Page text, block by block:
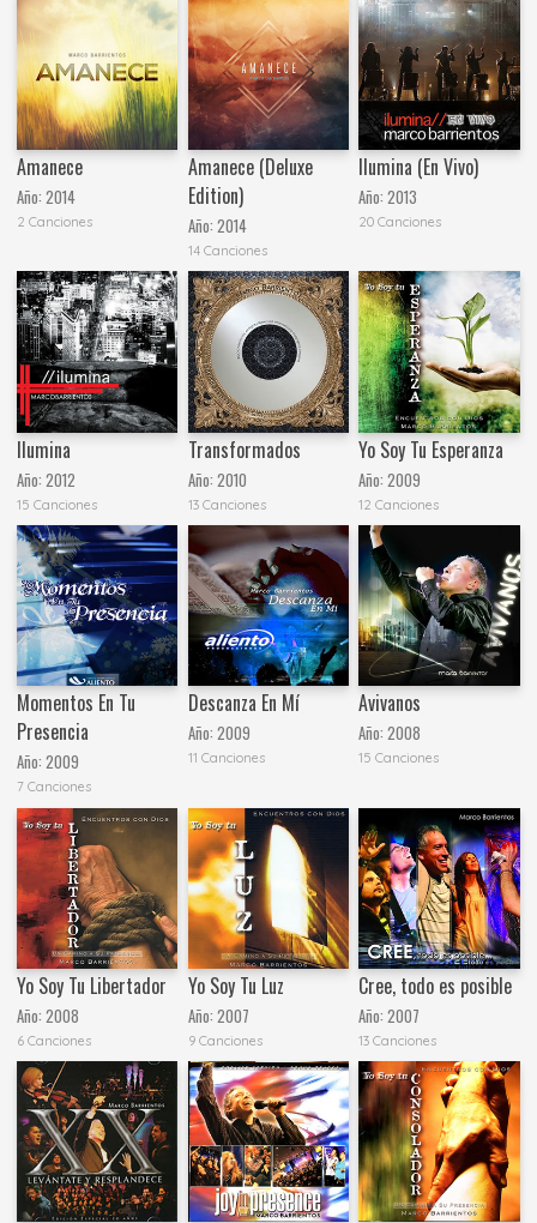
Amanece
Año:2014
2 Canciones
Amanece (Deluxe
Edition)
Año: 2014
14 Canciones
Ilumina (En Vivo)
Año:2013
20 Canciones
Ilumina
Año:2012
15 Canciones
Transformados
Año: 2010
13 Canciones
Yo Soy Tu Esperanza
Año:2009
12 Canciones
Momentos En Tu
Presencia
Año:2009
7 Canciones
Descanza En Mí
Año: 2009
11 Canciones
Avivanos
Año:2008
15 Canciones
Yo Soy Tu Libertador
Año:2008
6 Canciones
Yo Soy Tu Luz
Año: 2007
9 Canciones
Cree, todo es posible
Año:2007
13 Canciones